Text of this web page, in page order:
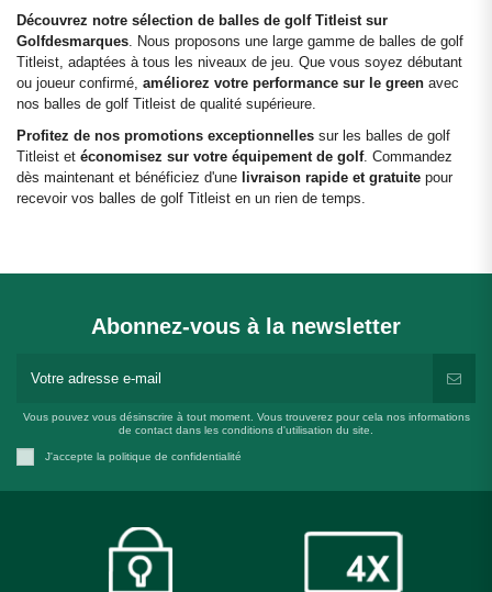
Découvrez notre sélection de balles de golf Titleist sur
Golfdesmarques . Nous proposons une large gamme de balles de golf
Titleist, adaptées à tous les niveaux de jeu. Que vous soyez débutant
ou joueur confirmé, améliorez votre performance sur le green avec
nos balles de golf Titleist de qualité supérieure.
Profitez de nos promotions exceptionnelles sur les balles de golf
Titleist et économisez sur votre équipement de golf. Commandez
dès maintenant et bénéficiez d'une livraison rapide et gratuite pour
recevoir vos balles de golf Titleist en un rien de temps.
Abonnez-vous à la newsletter
Vous pouvez vous désinscrire à tout moment. Vous trouverez pour cela nos informations
de contact dans les conditions d'utilisation du site.
J'accepte la politique de confidentialité